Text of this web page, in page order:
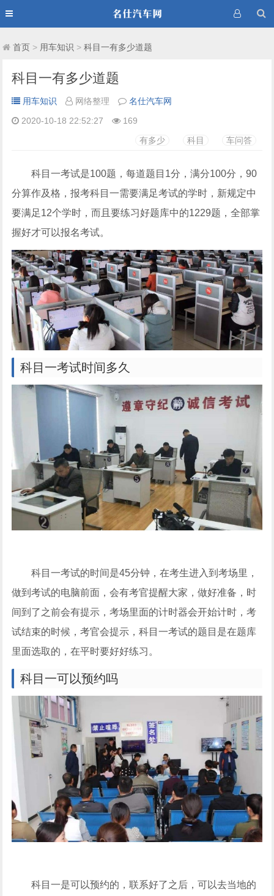
首页 > 用车知识 >科目一有多少道题
科目一有多少道题
用车知识 网络整理
名仕汽车网
2020-10-18 22:52:27
169
有多少
科目 车问答
科目一考试是100题，每道题目1分，满分100分，90
分算作及格，报考科目一需要满足考试的学时，新规定中
要满足12个学时，而且要练习好题库中的1229题，全部掌
握好才可以报名考试。
科目一考试时间多久
科目一考试的时间是45分钟，在考生进入到考场里，
做到考试的电脑前面，会有考官提醒大家，做好准备，时
间到了之前会有提示，考场里面的计时器会开始计时，考
试结束的时候，考官会提示，科目一考试的题目是在题库
里面选取的，在平时要好好练习。
科目一可以预约吗
科目一是可以预约的，联系好了之后，可以去当地的